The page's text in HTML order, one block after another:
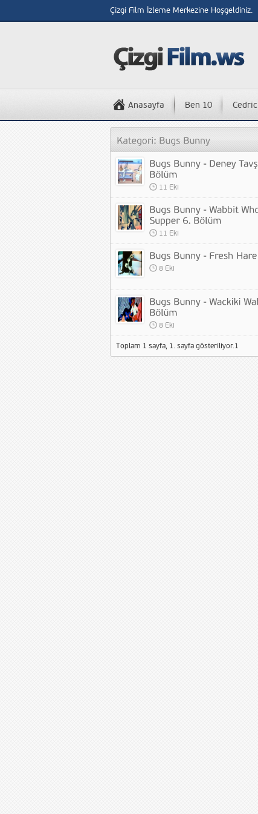
Çizgi Film İzleme Merkezine Hoşgeldiniz.
Anasayfa Ben 10 Cedric
11 Eki
11 Eki
8 Eki
8 Eki
Toplam 1 sayfa, 1. sayfa gösteriliyor.1